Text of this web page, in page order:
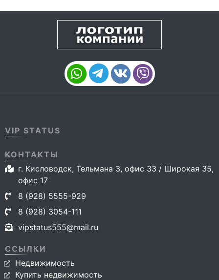
VIP STATUS
КОНТАКТЫ
г. Кисловодск, Тельмана 3, офис 33 / Широкая 35,
офис 17
8 (928) 5555-929
8 (928) 3054-111
vipstatus555@mail.ru
ССЫЛКИ
Недвижимость
Купить недвижимость